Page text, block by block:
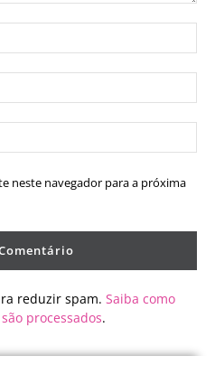
neste navegador para a próxima
reduzir spam. Saiba como
processados.